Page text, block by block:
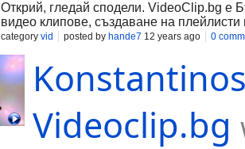
Открий, гледай сподели. VideoClip.bg е
видео клипове, създаване на плейлисти
category vid posted by hande7 12 years ago 0
Videoclip.bg